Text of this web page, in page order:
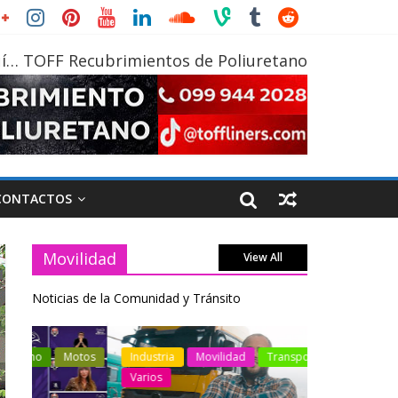
TOFF Recubrimientos de Poliuretano
Movilidad View All
Noticias de la Comunidad y Tránsito
Industria Movilidad
Transporte
Varios